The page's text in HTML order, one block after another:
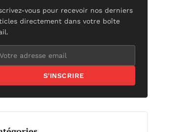
vous pour recevoir nos derniers
directement dans votre boîte
S'INSCRIRE